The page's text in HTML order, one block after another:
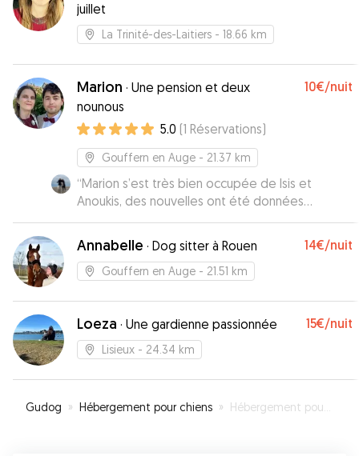
juillet
La Trinité-des-Laitiers - 18.66 km
Marion · Une pension et deux
nounous
10€/nuit
5.0 (1 Réservations)
Gouffern en Auge - 21.37 km
“Marion s’est très bien occupée de Isis et
Anoukis, des nouvelles ont été données
régulièrement, je recommande !”
Annabelle · Dog sitter à Rouen 14€/nuit
Gouffern en Auge - 21.51 km
Loeza · Une gardienne passionnée 15€/nuit
Lisieux - 24.34 km
Gudog » Hébergement pour chiens » Hébergement pour votre chien à Vimoutiers